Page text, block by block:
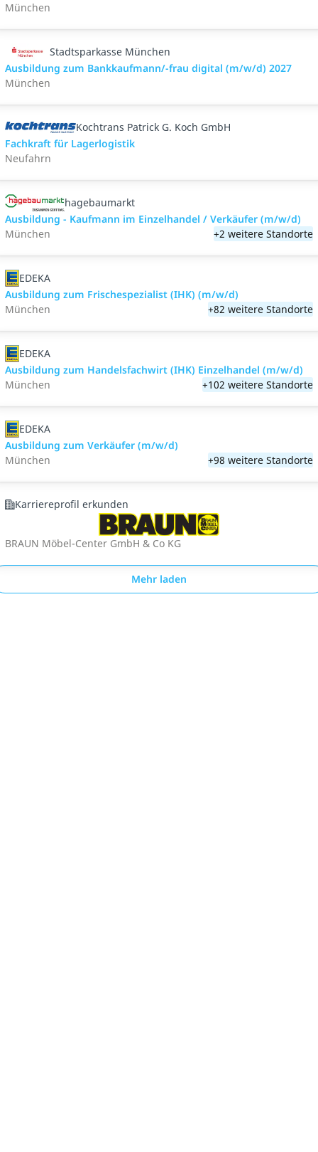
München
Stadtsparkasse München
Ausbildung zum Bankkaufmann/-frau digital (m/w/d) 2027
München
Kochtrans Patrick G. Koch GmbH
Fachkraft für Lagerlogistik
Neufahrn
hagebaumarkt
Ausbildung - Kaufmann im Einzelhandel / Verkäufer (m/w/d)
München
+2 weitere Standorte
EDEKA
Ausbildung zum Frischespezialist (IHK) (m/w/d)
München
+82 weitere Standorte
EDEKA
Ausbildung zum Handelsfachwirt (IHK) Einzelhandel (m/w/d)
München
+102 weitere Standorte
EDEKA
Ausbildung zum Verkäufer (m/w/d)
München
+98 weitere Standorte
Karriereprofil erkunden
BRAUN Möbel-Center GmbH & Co KG
Mehr laden